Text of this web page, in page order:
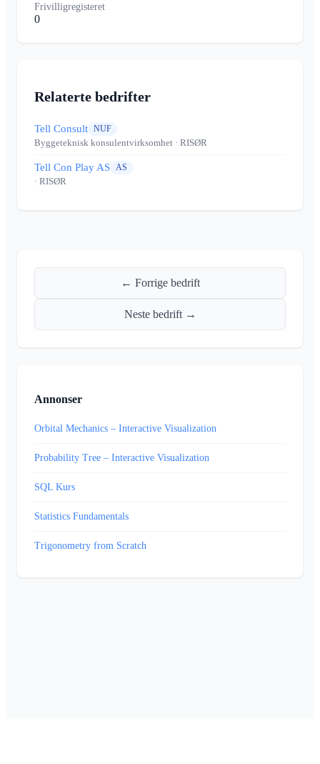
Frivilligregisteret
0
Relaterte bedrifter
Tell Consult NUF
Byggeteknisk konsulentvirksomhet · RISØR
Tell Con Play AS AS
· RISØR
← Forrige bedrift
Neste bedrift →
Annonser
Orbital Mechanics – Interactive Visualization
Probability Tree – Interactive Visualization
SQL Kurs
Statistics Fundamentals
Trigonometry from Scratch